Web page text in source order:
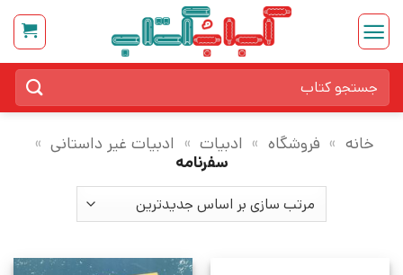
Skip
content
برای:
خانه » فروشگاه » ادبیات » ادبیات غیر داستانی »
سفرنامه